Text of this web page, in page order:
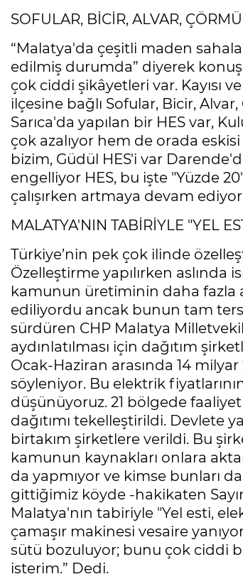
SOFULAR, BİCİR, ALVAR,
“Malatya'da çeşitli maden
edilmiş durumda” diyerek
çok ciddi şikâyetleri var. Kayısı
ilçesine bağlı Sofular, Bicir,
Sarıca'da yapılan bir HES var,
çok azalıyor hem de orada
bizim, Güdül HES'i var
engelliyor HES, bu işte "Yüzde
çalışırken artmaya devam
MALATYA'NIN TABİRİYLE "YEL
Türkiye’nin pek çok ilinde
Özelleştirme yapılırken aslında
kamunun üretiminin daha fazla
ediliyordu ancak bunun tam
sürdüren CHP Malatya
aydınlatılması için dağıtım
Ocak-Haziran arasında 14
söyleniyor. Bu elektrik
düşünüyoruz. 21 bölgede
dağıtımı tekelleştirildi. Devlete
birtakım şirketlere verildi. Bu
kamunun kaynakları onlara
da yapmıyor ve kimse bunları
gittiğimiz köyde -hakikaten
Malatya'nın tabiriyle "Yel esti,
çamaşır makinesi vesaire
sütü bozuluyor; bunu çok ciddi
isterim.” Dedi.